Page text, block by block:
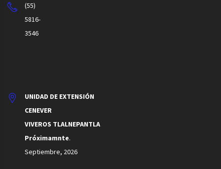
(55)
5816-
3546
UNIDAD DE EXTENSIÓN
CENEVER
VIVEROS TLALNEPANTLA
Próximamnte.
Septiembre, 2026